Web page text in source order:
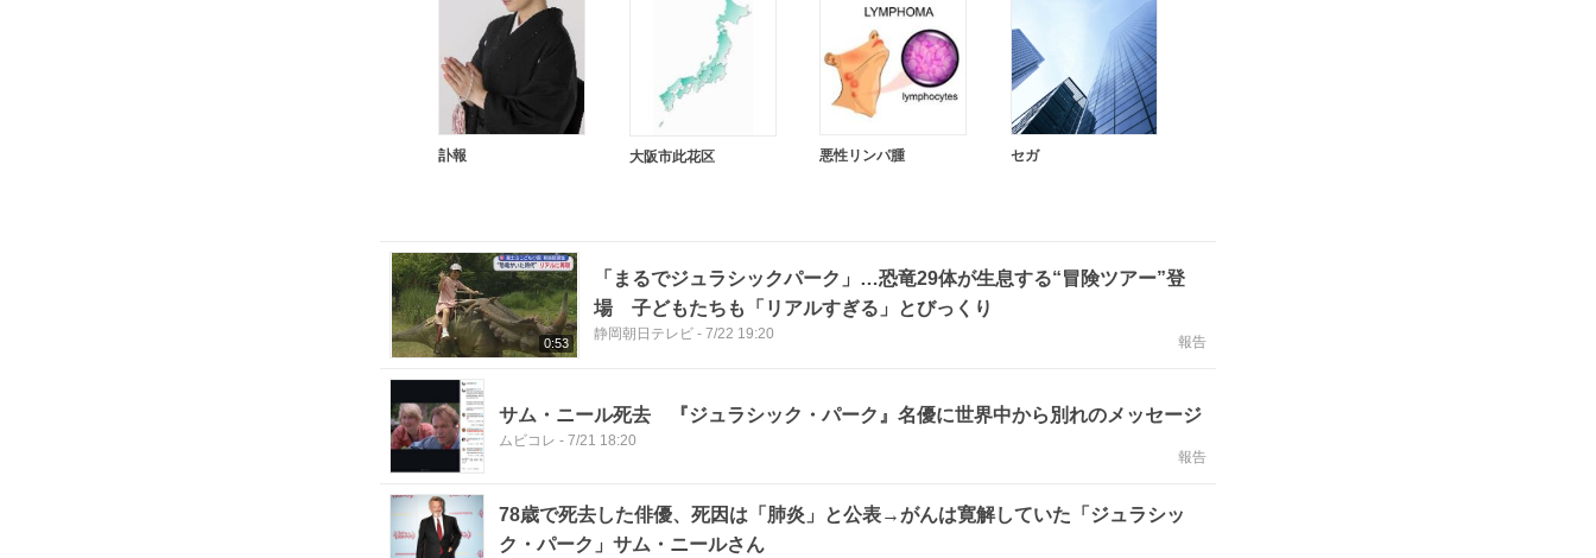
訃報 大阪市此花区 悪性リンパ腫 セガ
0:53
「まるでジュラシックパーク」…恐竜29体が生息する“冒険ツアー”登
場 子どもたちも「リアルすぎる」とびっくり
静岡朝日テレビ - 7/22 19:20 報告
サム・ニール死去 『ジュラシック・パーク』名優に世界中から別れのメッセージ
ムビコレ - 7/21 18:20
報告
78歳で死去した俳優、死因は「肺炎」と公表→がんは寛解していた「ジュラシッ
ク・パーク」サム・ニールさん